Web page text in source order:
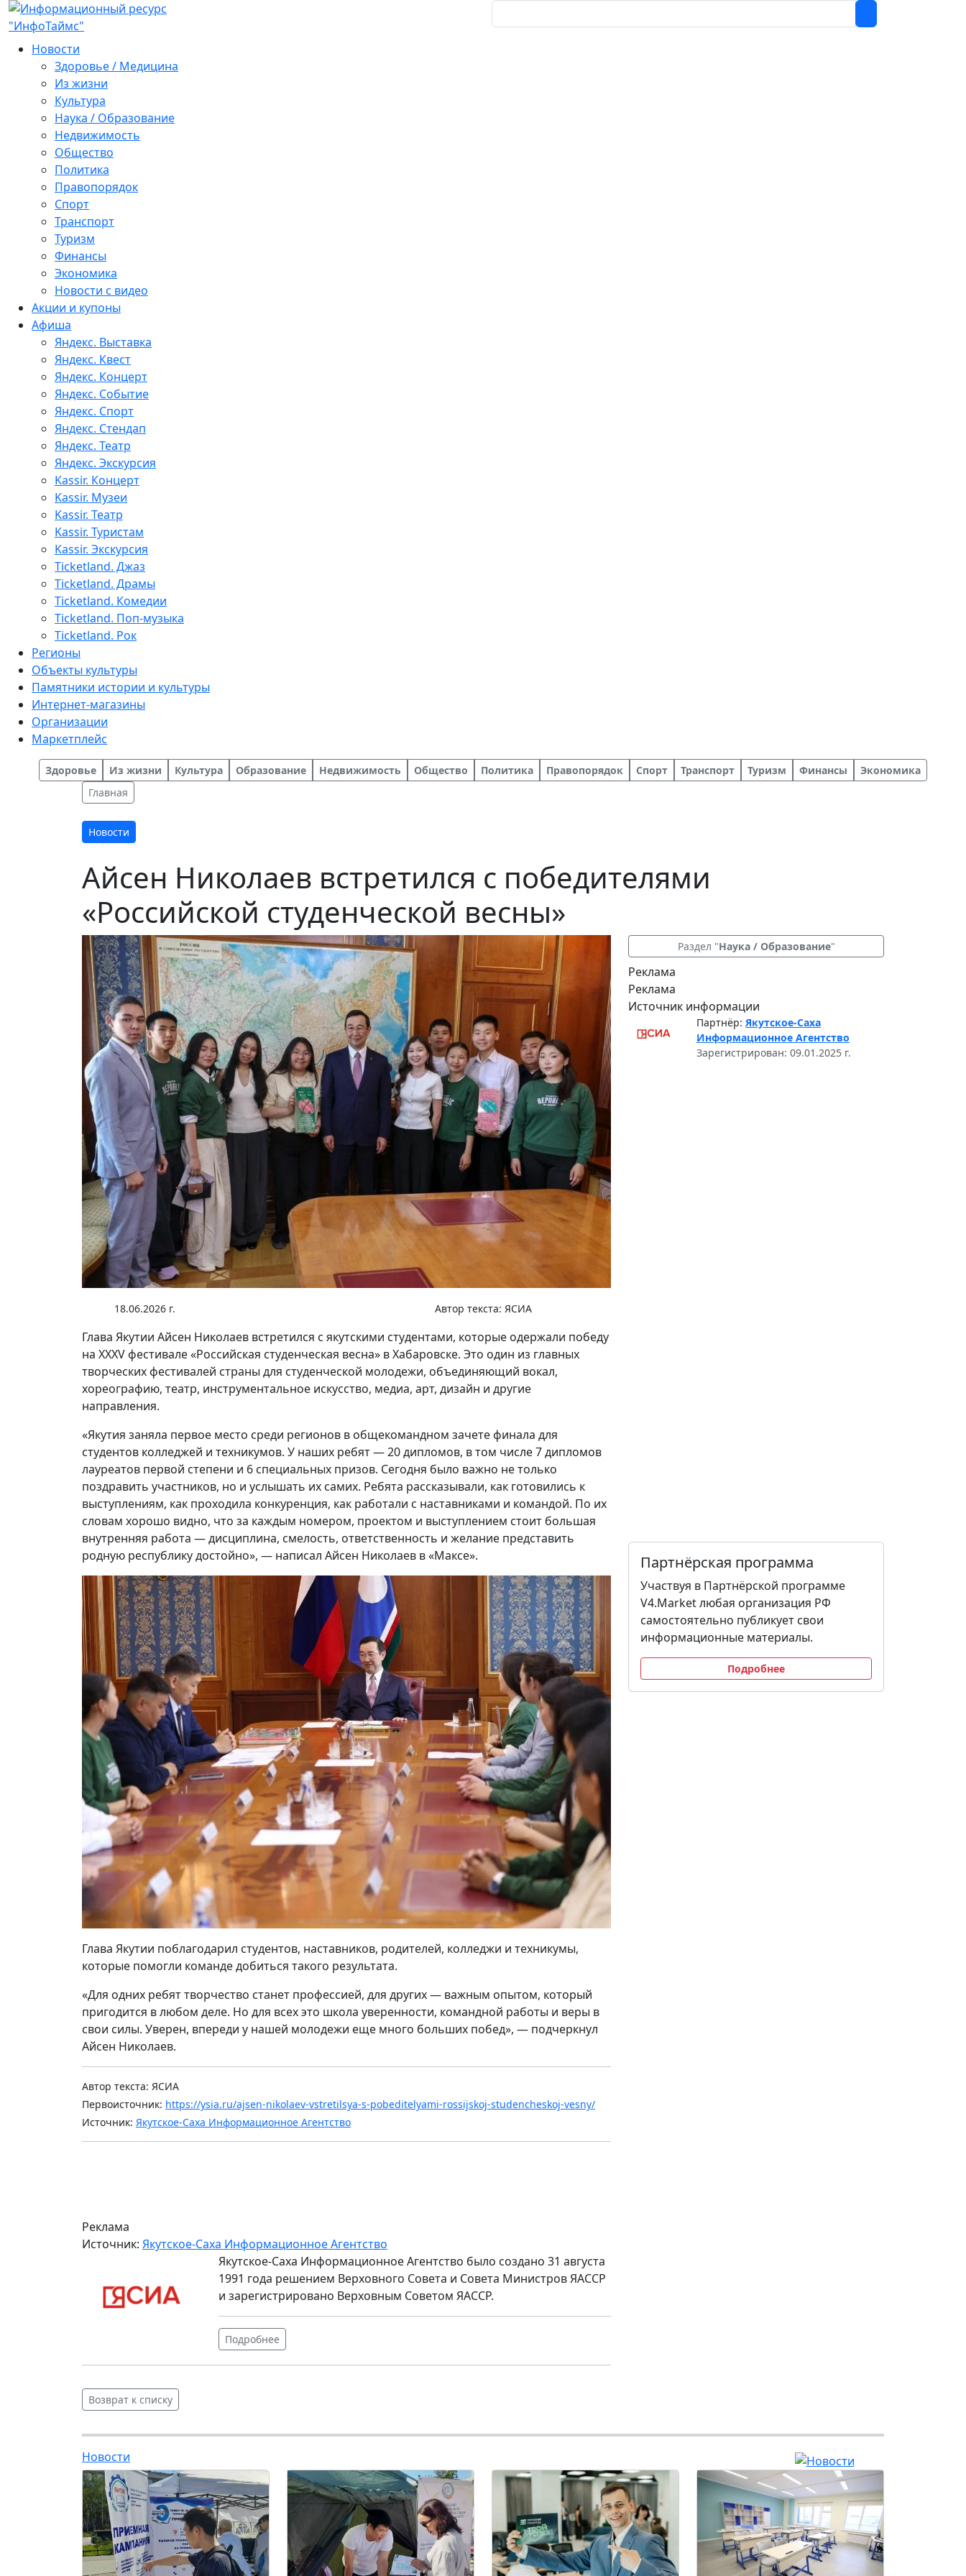
Новости
Здоровье / Медицина
Из жизни
Культура
Наука / Образование
Недвижимость
Общество
Политика
Правопорядок
Спорт
Транспорт
Туризм
Финансы
Экономика
Новости с видео
Акции и купоны
Афиша
Яндекс. Выставка
Яндекс. Квест
Яндекс. Концерт
Яндекс. Событие
Яндекс. Спорт
Яндекс. Стендап
Яндекс. Театр
Яндекс. Экскурсия
Kassir. Концерт
Kassir. Музеи
Kassir. Театр
Kassir. Туристам
Kassir. Экскурсия
Ticketland. Джаз
Ticketland. Драмы
Ticketland. Комедии
Ticketland. Поп-музыка
Ticketland. Рок
Регионы
Объекты культуры
Памятники истории и культуры
Интернет-магазины
Организации
Маркетплейс
Здоровье Из жизни Культура Образование Недвижимость Общество Политика Правопорядок Спорт Транспорт Туризм Финансы
Экономика
Главная
Новости
Айсен Николаев встретился с победителями
«Российской студенческой весны»
18.06.2026 г. Автор текста: ЯСИА
Глава Якутии Айсен Николаев встретился с якутскими студентами, которые одержали победу
на XXXV фестивале «Российская студенческая весна» в Хабаровске. Это один из главных
творческих фестивалей страны для студенческой молодежи, объединяющий вокал,
хореографию, театр, инструментальное искусство, медиа, арт, дизайн и другие
направления.
«Якутия заняла первое место среди регионов в общекомандном зачете финала для
студентов колледжей и техникумов. У наших ребят — 20 дипломов, в том числе 7 дипломов
лауреатов первой степени и 6 специальных призов. Сегодня было важно не только
поздравить участников, но и услышать их самих. Ребята рассказывали, как готовились к
выступлениям, как проходила конкуренция, как работали с наставниками и командой. По их
словам хорошо видно, что за каждым номером, проектом и выступлением стоит большая
внутренняя работа — дисциплина, смелость, ответственность и желание представить
родную республику достойно», — написал Айсен Николаев в «Максе».
Глава Якутии поблагодарил студентов, наставников, родителей, колледжи и техникумы,
которые помогли команде добиться такого результата.
«Для одних ребят творчество станет профессией, для других — важным опытом, который
пригодится в любом деле. Но для всех это школа уверенности, командной работы и веры в
свои силы. Уверен, впереди у нашей молодежи еще много больших побед», — подчеркнул
Айсен Николаев.
Автор текста: ЯСИА
Первоисточник: https://ysia.ru/ajsen-nikolaev-vstretilsya-s-pobeditelyami-rossijskoj-studencheskoj-vesny/
Источник: Якутское-Саха Информационное Агентство
Реклама
Источник: Якутское-Саха Информационное Агентство
Якутское-Саха Информационное Агентство было создано 31 августа
1991 года решением Верховного Совета и Совета Министров ЯАССР
и зарегистрировано Верховным Советом ЯАССР.
Подробнее
Раздел "Наука / Образование"
Реклама
Реклама
Источник информации
Партнёр: Якутское-Саха
Информационное Агентство
Зарегистрирован: 09.01.2025 г.
Партнёрская программа
Участвуя в Партнёрской программе
V4.Market любая организация РФ
самостоятельно публикует свои
информационные материалы.
Подробнее
Возврат к списку
Новости